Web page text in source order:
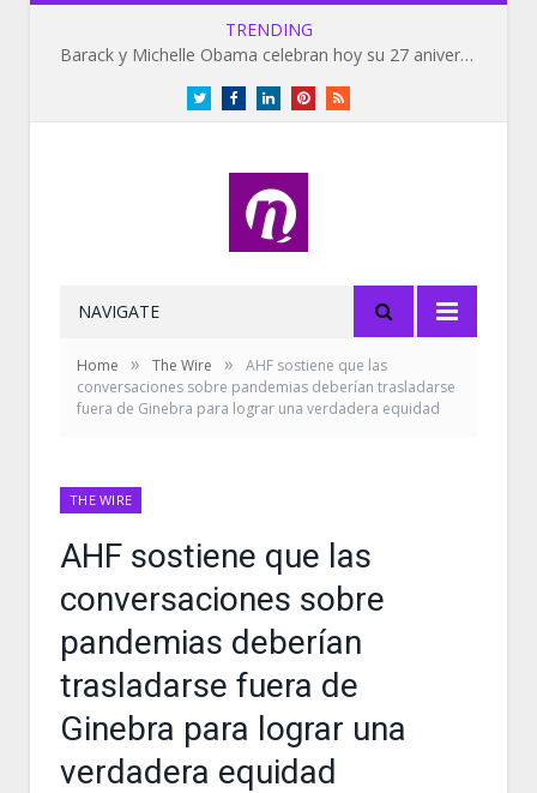
TRENDING
Barack y Michelle Obama celebran hoy su 27 aniversario de bodas
TwitterFacebookLinkedInPinterestRSS
NAVIGATE
Home » The Wire »
AHF sostiene que las
conversaciones sobre pandemias deberían trasladarse
fuera de Ginebra para lograr una verdadera equidad
THE WIRE
AHF sostiene que las
conversaciones sobre
pandemias deberían
trasladarse fuera de
Ginebra para lograr una
verdadera equidad